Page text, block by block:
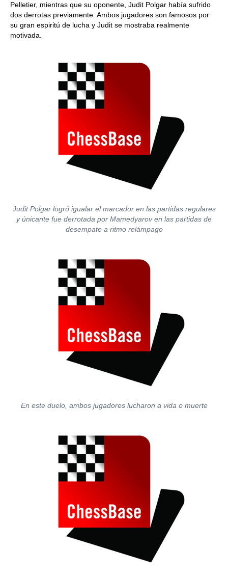
Pelletier, mientras que su oponente, Judit Polgar había sufrido
dos derrotas previamente. Ambos jugadores son famosos por
su gran espiritú de lucha y Judit se mostraba realmente
motivada.
Judit Polgar logró igualar el marcador en las partidas regulares
y únicante fue derrotada por Mamedyarov en las partidas de
desempate a ritmo relámpago
En este duelo, ambos jugadores lucharon a vida o muerte